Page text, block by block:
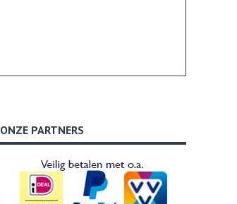
ONZE PARTNERS